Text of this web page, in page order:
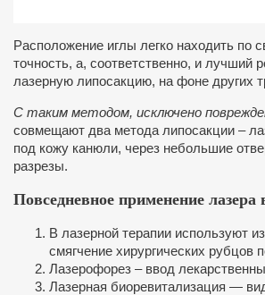
Расположение иглы легко находить по
точность, а, соответственно, и
лазерную липосакцию, на фоне других
С таким методом, исключено
совмещают два метода липосакции –
под кожу канюли, через небольшие
разрезы.
Повседневное применение лазера
В лазерной терапии используют
смягчение хирургических рубцов
Лазерофорез – ввод
Лазерная биоревитализация —